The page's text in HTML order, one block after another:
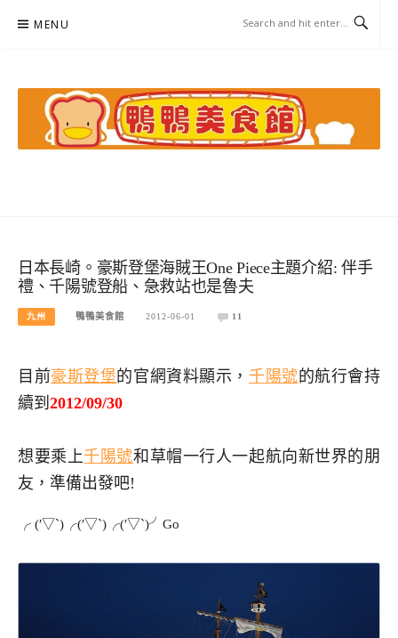
MENU
日本長崎。豪斯登堡海賊王One Piece主題介紹: 伴手
禮、千陽號登船、急救站也是魯夫
九州 鴨鴨美食館 2012-06-01 11
目前豪斯登堡的官網資料顯示， 千陽號的航行會持
續到 2012/09/30
想要乘上千陽號和草帽一行人一起航向新世界的朋
友，準備出發吧!
╭ (′▽`)╭(′▽`)╭(′▽`)╯Go